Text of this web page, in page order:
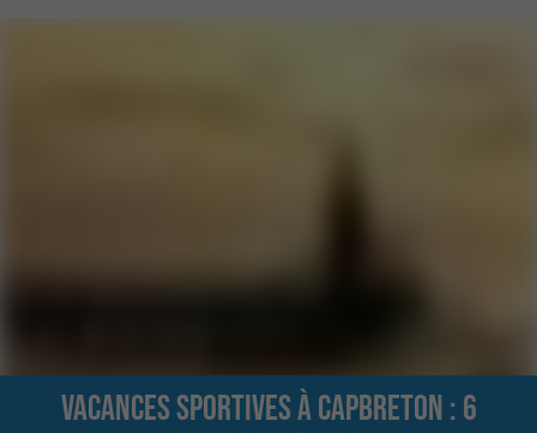
Vacances sportives à Capbreton : 6